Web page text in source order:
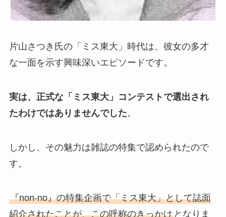
片山さつき氏の「ミス東大」時代は、彼女の多才
な一面を示す興味深いエピソードです。
実は、正式な「ミス東大」コンテストで選出され
たわけではありませんでした。
しかし、その魅力は雑誌の特集で認められたので
す。
『non-no』の特集企画で「ミス東大」として誌面
紹介されたことが、この呼称のきっかけとなりま